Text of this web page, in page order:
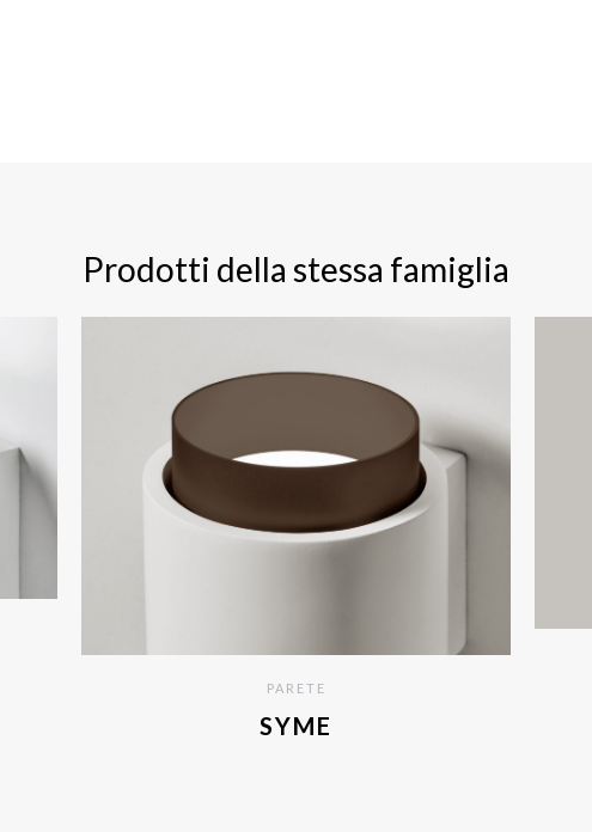
Prodotti della stessa famiglia
PARETE
SYME